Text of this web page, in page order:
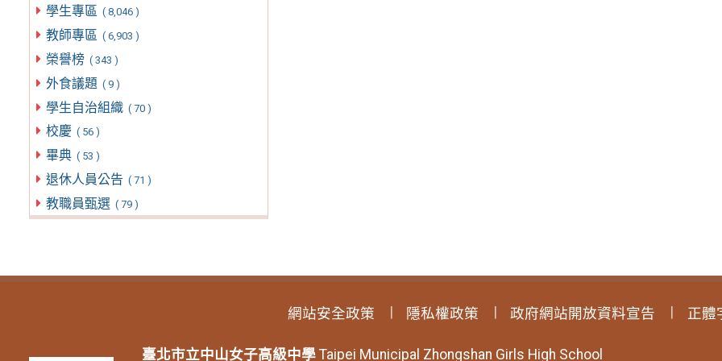
學生專區 ( 8,046 )
教師專區 ( 6,903 )
榮譽榜 ( 343 )
外食議題 ( 9 )
學生自治組織 ( 70 )
校慶 ( 56 )
畢典 ( 53 )
退休人員公告 ( 71 )
教職員甄選 ( 79 )
網站安全政策 隱私權政策 政府網站開放資料宣告 正體
臺北市立中山女子高級中學 Taipei Municipal Zhongshan Girls High School